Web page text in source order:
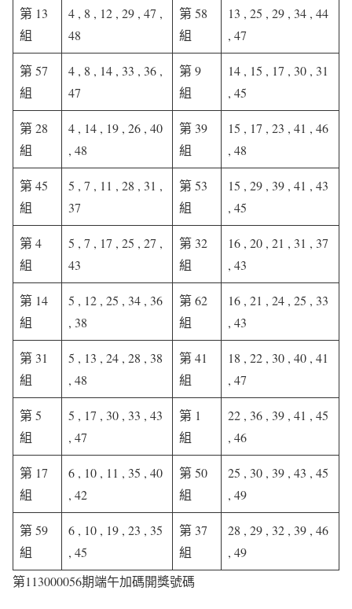
第 13
組
4 , 8 , 12 , 29 , 47 ,
48
第 58
組
13 , 25 , 29 , 34 , 44
, 47
第 57
組
4 , 8 , 14 , 33 , 36 ,
47
第 9
組
14 , 15 , 17 , 30 , 31
, 45
第 28
組
4 , 14 , 19 , 26 , 40
, 48
第 39
組
15 , 17 , 23 , 41 , 46
, 48
第 45
組
5 , 7 , 11 , 28 , 31 ,
37
第 53
組
15 , 29 , 39 , 41 , 43
, 45
第 4
組
5 , 7 , 17 , 25 , 27 ,
43
第 32
組
16 , 20 , 21 , 31 , 37
, 43
第 14
組
5 , 12 , 25 , 34 , 36
, 38
第 62
組
16 , 21 , 24 , 25 , 33
, 43
第 31
組
5 , 13 , 24 , 28 , 38
, 48
第 41
組
18 , 22 , 30 , 40 , 41
, 47
第 5
組
5 , 17 , 30 , 33 , 43
, 47
第 1
組
22 , 36 , 39 , 41 , 45
, 46
第 17
組
6 , 10 , 11 , 35 , 40
, 42
第 50
組
25 , 30 , 39 , 43 , 45
, 49
第 59
組
6 , 10 , 19 , 23 , 35
, 45
第 37
組
28 , 29 , 32 , 39 , 46
, 49
第113000056期端午加碼開獎號碼